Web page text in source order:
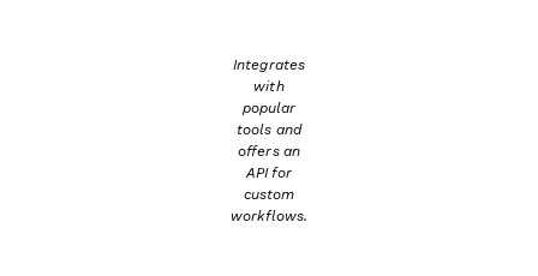
Integrates
with
popular
tools and
offers an
API for
custom
workflows.